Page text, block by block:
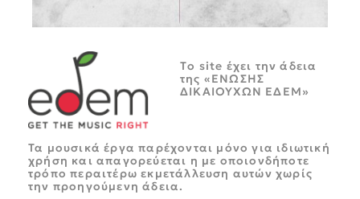
Tο site έχει την άδεια
της «ΕΝΩΣΗΣ
ΔΙΚΑΙΟΥΧΩΝ ΕΔΕΜ»
Τα μουσικά έργα παρέχονται μόνο για ιδιωτική
χρήση και απαγορεύεται η με οποιονδήποτε
τρόπο περαιτέρω εκμετάλλευση αυτών χωρίς
την προηγούμενη άδεια.